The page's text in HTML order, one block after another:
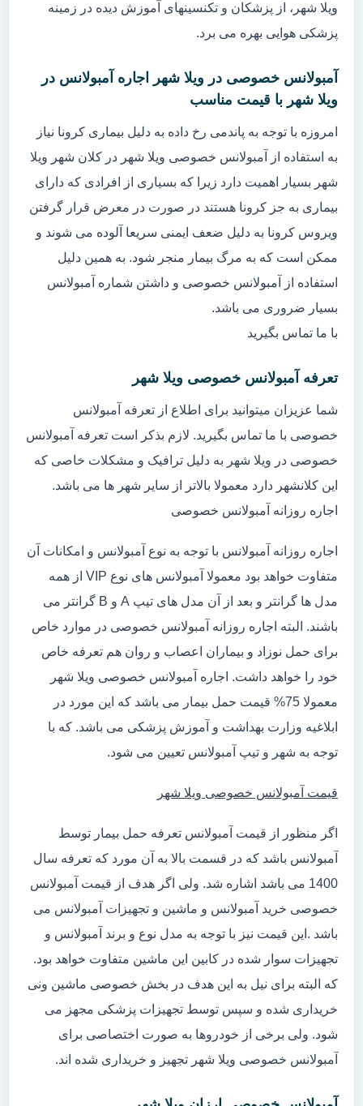
ویلا شهر، از پزشکان و تکنسینهای آموزش دیده در زمینه
پزشکی هوایی بهره می برد.
آمبولانس خصوصی در ویلا شهر اجاره آمبولانس در
ویلا شهر با قیمت مناسب
امروزه با توجه به پاندمی رخ داده به دلیل بیماری کرونا نیاز
به استفاده از آمبولانس خصوصی ویلا شهر در کلان شهر ویلا
شهر بسیار اهمیت دارد زیرا که بسیاری از افرادی که دارای
بیماری به جز کرونا هستند در صورت در معرض قرار گرفتن
ویروس کرونا به دلیل ضعف ایمنی سریعا آلوده می شوند و
ممکن است که به مرگ بیمار منجر شود. به همین دلیل
استفاده از آمبولانس خصوصی و داشتن شماره آمبولانس
بسیار ضروری می باشد.
با ما تماس بگیرید
تعرفه آمبولانس خصوصی ویلا شهر
شما عزیزان میتوانید برای اطلاع از تعرفه آمبولانس
خصوصی با ما تماس بگیرید. لازم بذکر است تعرفه آمبولانس
خصوصی در ویلا شهر به دلیل ترافیک و مشکلات خاصی که
این کلانشهر دارد معمولا بالاتر از سایر شهر ها می باشد.
اجاره روزانه آمبولانس خصوصی
اجاره روزانه آمبولانس با توجه به نوع آمبولانس و امکانات آن
متفاوت خواهد بود معمولا آمبولانس های نوع VIP از همه
مدل ها گرانتر و بعد از آن مدل های تیپ A و B گرانتر می
باشند. البته اجاره روزانه آمبولانس خصوصی در موارد خاص
برای حمل نوزاد و بیماران اعصاب و روان هم تعرفه خاص
خود را خواهد داشت. اجاره آمبولانس خصوصی ویلا شهر
معمولا 75% قیمت حمل بیمار می باشد که این مورد در
ابلاغیه وزارت بهداشت و آموزش پزشکی می باشد. که با
توجه به شهر و تیپ آمبولانس تعیین می شود.
قیمت آمبولانس خصوصی ویلا شهر
اگر منظور از قیمت آمبولانس تعرفه حمل بیمار توسط
آمبولانس باشد که در قسمت بالا به آن مورد که تعرفه سال
1400 می باشد اشاره شد. ولی اگر هدف از قیمت آمبولانس
خصوصی خرید آمبولانس و ماشین و تجهیزات آمبولانس می
باشد .این قیمت نیز با توجه به مدل نوع و برند آمبولانس و
تجهیزات سوار شده در کابین این ماشین متفاوت خواهد بود.
که البته برای نیل به این هدف در بخش خصوصی ماشین ونی
خریداری شده و سپس توسط تجهیزات پزشکی مجهز می
شود. ولی برخی از خودروها به صورت اختصاصی برای
آمبولانس خصوصی ویلا شهر تجهیز و خریداری شده اند.